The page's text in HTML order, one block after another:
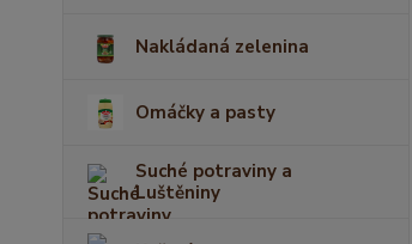
Nakládaná zelenina
Omáčky a pasty
Suché potraviny a
Luštěniny